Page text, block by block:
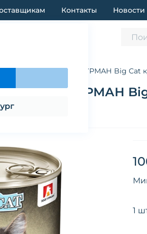
Контакты Новости
для кошек ЗООГУРМАН Big Cat
ЗООГУРМАН Big
1